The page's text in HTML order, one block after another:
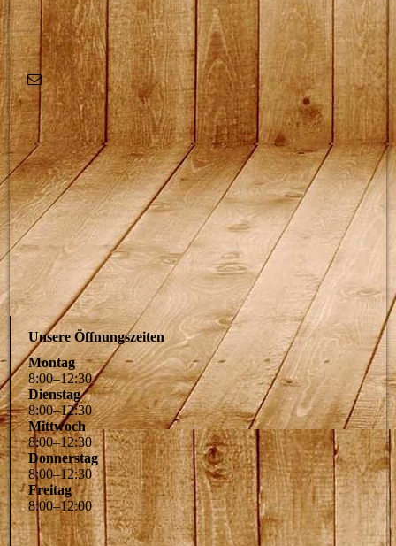
Unsere Öffnungszeiten
Montag
8:00–12:30
Dienstag
8:00–12:30
Mittwoch
8:00–12:30
Donnerstag
8:00–12:30
Freitag
8:00–12:00